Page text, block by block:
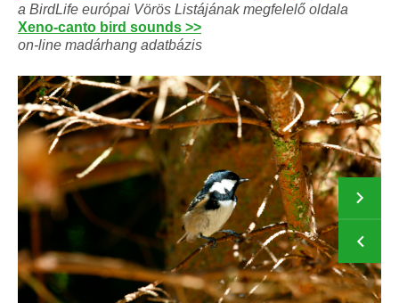
a BirdLife európai Vörös Listájának megfelelő oldala
Xeno-canto bird sounds >>
on-line madárhang adatbázis